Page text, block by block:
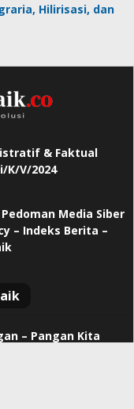
Hilirisasi, dan
& Faktual
K/V/2024
Pedoman Media Siber
– Indeks Berita –
– Pangan Kita